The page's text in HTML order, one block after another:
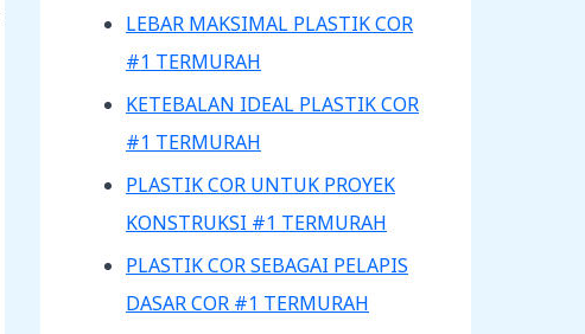
LEBAR MAKSIMAL PLASTIK COR
#1 TERMURAH
KETEBALAN IDEAL PLASTIK COR
#1 TERMURAH
PLASTIK COR UNTUK PROYEK
KONSTRUKSI #1 TERMURAH
PLASTIK COR SEBAGAI PELAPIS
DASAR COR #1 TERMURAH